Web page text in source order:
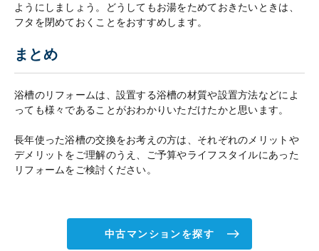
ようにしましょう。どうしてもお湯をためておきたいときは、
フタを閉めておくことをおすすめします。
まとめ
浴槽のリフォームは、設置する浴槽の材質や設置方法などによ
っても様々であることがおわかりいただけたかと思います。
長年使った浴槽の交換をお考えの方は、それぞれのメリットや
デメリットをご理解のうえ、ご予算やライフスタイルにあった
リフォームをご検討ください。
中古マンションを探す